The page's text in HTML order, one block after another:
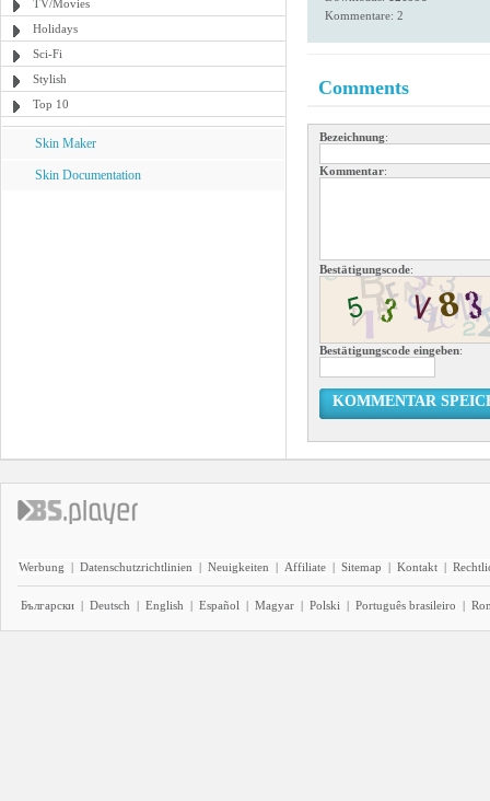
TV/Movies
Holidays
Sci-Fi
Stylish
Top 10
Skin Maker
Skin Documentation
Kommentare: 2
Comments
Bezeichnung:
Kommentar:
Bestätigungscode:
Bestätigungscode eingeben:
KOMMENTAR
Werbung | Datenschutzrichtlinien | Neuigkeiten | Affiliate | Sitemap | Kontakt |
Български | Deutsch | English | Español | Magyar | Polski | Português brasileiro |